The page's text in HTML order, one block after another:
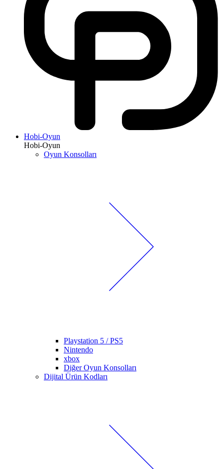
Hobi-Oyun
Hobi-Oyun
Oyun Konsolları
Playstation 5 / PS5
Nintendo
xbox
Diğer Oyun Konsolları
Dijital Ürün Kodları